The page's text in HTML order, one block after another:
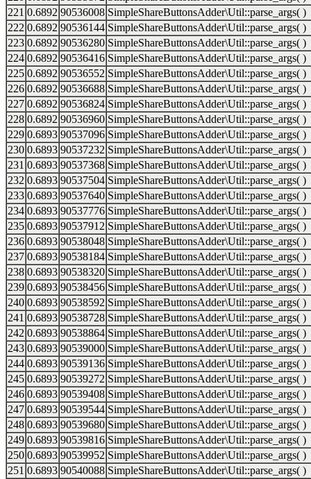
221 0.6892 90536008 SimpleShareButtonsAdder\Util::parse_args( )
222 0.6892 90536144 SimpleShareButtonsAdder\Util::parse_args( )
223 0.6892 90536280 SimpleShareButtonsAdder\Util::parse_args( )
224 0.6892 90536416 SimpleShareButtonsAdder\Util::parse_args( )
225 0.6892 90536552 SimpleShareButtonsAdder\Util::parse_args( )
226 0.6892 90536688 SimpleShareButtonsAdder\Util::parse_args( )
227 0.6892 90536824 SimpleShareButtonsAdder\Util::parse_args( )
228 0.6892 90536960 SimpleShareButtonsAdder\Util::parse_args( )
229 0.6893 90537096 SimpleShareButtonsAdder\Util::parse_args( )
230 0.6893 90537232 SimpleShareButtonsAdder\Util::parse_args( )
231 0.6893 90537368 SimpleShareButtonsAdder\Util::parse_args( )
232 0.6893 90537504 SimpleShareButtonsAdder\Util::parse_args( )
233 0.6893 90537640 SimpleShareButtonsAdder\Util::parse_args( )
234 0.6893 90537776 SimpleShareButtonsAdder\Util::parse_args( )
235 0.6893 90537912 SimpleShareButtonsAdder\Util::parse_args( )
236 0.6893 90538048 SimpleShareButtonsAdder\Util::parse_args( )
237 0.6893 90538184 SimpleShareButtonsAdder\Util::parse_args( )
238 0.6893 90538320 SimpleShareButtonsAdder\Util::parse_args( )
239 0.6893 90538456 SimpleShareButtonsAdder\Util::parse_args( )
240 0.6893 90538592 SimpleShareButtonsAdder\Util::parse_args( )
241 0.6893 90538728 SimpleShareButtonsAdder\Util::parse_args( )
242 0.6893 90538864 SimpleShareButtonsAdder\Util::parse_args( )
243 0.6893 90539000 SimpleShareButtonsAdder\Util::parse_args( )
244 0.6893 90539136 SimpleShareButtonsAdder\Util::parse_args( )
245 0.6893 90539272 SimpleShareButtonsAdder\Util::parse_args( )
246 0.6893 90539408 SimpleShareButtonsAdder\Util::parse_args( )
247 0.6893 90539544 SimpleShareButtonsAdder\Util::parse_args( )
248 0.6893 90539680 SimpleShareButtonsAdder\Util::parse_args( )
249 0.6893 90539816 SimpleShareButtonsAdder\Util::parse_args( )
250 0.6893 90539952 SimpleShareButtonsAdder\Util::parse_args( )
251 0.6893 90540088 SimpleShareButtonsAdder\Util::parse_args( )